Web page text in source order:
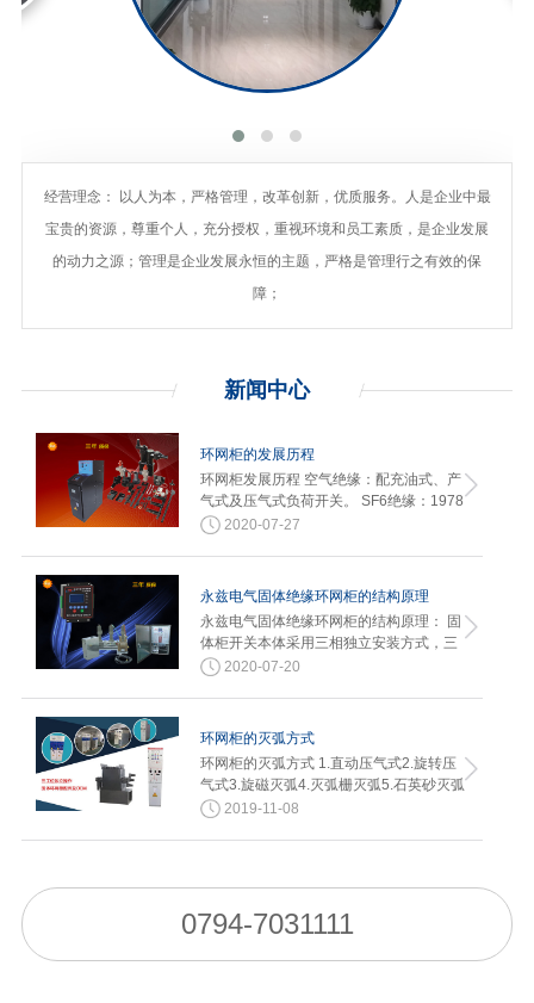
经营理念： 以人为本，严格管理，改革创新，优质服务。人是企业中最
宝贵的资源，尊重个人，充分授权，重视环境和员工素质，是企业发展
的动力之源；管理是企业发展永恒的主题，严格是管理行之有效的保
障；
新闻 中心
环网柜的发展历程
环网柜发展历程 空气绝缘：配充油式、产
气式及压气式负荷开关。 SF6绝缘：1978
年汉诺威博…
2020-07-27
永兹电气固体绝缘环网柜的结构原理
永兹电气固体绝缘环网柜的结构原理： 固
体柜开关本体采用三相独立安装方式，三
相单元分别固封在新型环氧树脂…
2020-07-20
环网柜的灭弧方式
环网柜的灭弧方式 1.直动压气式2.旋转压
气式3.旋磁灭弧4.灭弧栅灭弧5.石英砂灭弧
2019-11-08
0794-7031111